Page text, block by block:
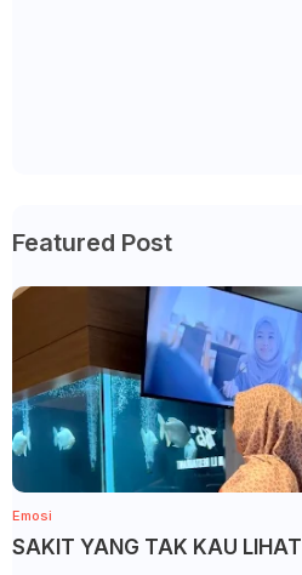
Featured Post
Emosi
SAKIT YANG TAK KAU LIHAT